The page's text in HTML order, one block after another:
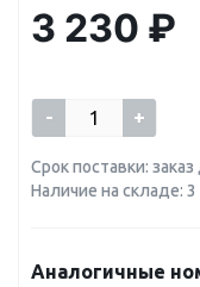
3 230 ₽
- +
Срок поставки:
Наличие на складе: 3
Аналогичные